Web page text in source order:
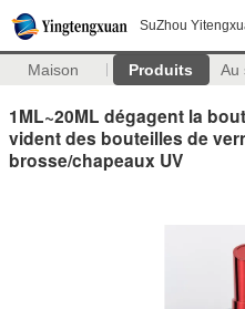
SuZhou
Maison Produits Au
1ML~20ML dégagent la
vident des bouteilles de
brosse/chapeaux UV